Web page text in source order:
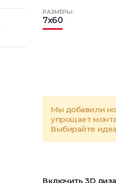
РАЗМЕРЫ:
7x60
Мы добавили
упрощает
Выбирайте
Включить 3D